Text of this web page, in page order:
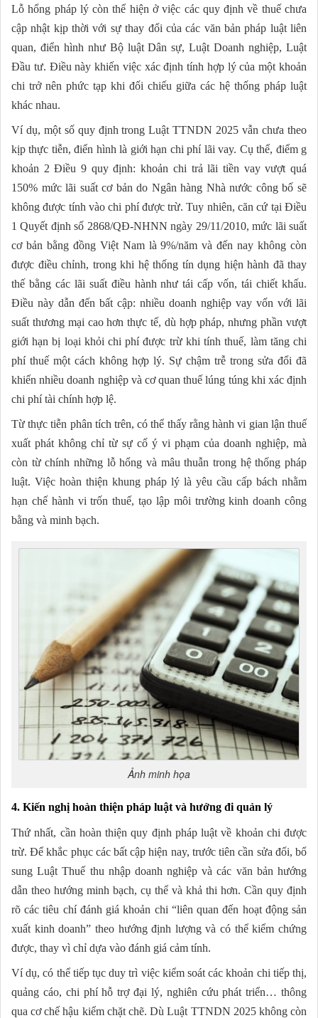
Lỗ hổng pháp lý còn thể hiện ở việc các quy định về thuế chưa
cập nhật kịp thời với sự thay đổi của các văn bản pháp luật liên
quan, điển hình như Bộ luật Dân sự, Luật Doanh nghiệp, Luật
Đầu tư. Điều này khiến việc xác định tính hợp lý của một khoản
chi trở nên phức tạp khi đối chiếu giữa các hệ thống pháp luật
khác nhau.
Ví dụ, một số quy định trong Luật TTNDN 2025 vẫn chưa theo
kịp thực tiễn, điển hình là giới hạn chi phí lãi vay. Cụ thể, điểm g
khoản 2 Điều 9 quy định: khoản chi trả lãi tiền vay vượt quá
150% mức lãi suất cơ bản do Ngân hàng Nhà nước công bố sẽ
không được tính vào chi phí được trừ. Tuy nhiên, căn cứ tại Điều
1 Quyết định số 2868/QĐ-NHNN ngày 29/11/2010, mức lãi suất
cơ bản bằng đồng Việt Nam là 9%/năm và đến nay không còn
được điều chỉnh, trong khi hệ thống tín dụng hiện hành đã thay
thế bằng các lãi suất điều hành như tái cấp vốn, tái chiết khấu.
Điều này dẫn đến bất cập: nhiều doanh nghiệp vay vốn với lãi
suất thương mại cao hơn thực tế, dù hợp pháp, nhưng phần vượt
giới hạn bị loại khỏi chi phí được trừ khi tính thuế, làm tăng chi
phí thuế một cách không hợp lý. Sự chậm trễ trong sửa đổi đã
khiến nhiều doanh nghiệp và cơ quan thuế lúng túng khi xác định
chi phí tài chính hợp lệ.
Từ thực tiễn phân tích trên, có thể thấy rằng hành vi gian lận thuế
xuất phát không chỉ từ sự cố ý vi phạm của doanh nghiệp, mà
còn từ chính những lỗ hổng và mâu thuẫn trong hệ thống pháp
luật. Việc hoàn thiện khung pháp lý là yêu cầu cấp bách nhằm
hạn chế hành vi trốn thuế, tạo lập môi trường kinh doanh công
bằng và minh bạch.
Ảnh minh họa
4. Kiến nghị hoàn thiện pháp luật và hướng đi quản lý
Thứ nhất, cần hoàn thiện quy định pháp luật về khoản chi được
trừ. Để khắc phục các bất cập hiện nay, trước tiên cần sửa đổi, bổ
sung Luật Thuế thu nhập doanh nghiệp và các văn bản hướng
dẫn theo hướng minh bạch, cụ thể và khả thi hơn. Cần quy định
rõ các tiêu chí đánh giá khoản chi “liên quan đến hoạt động sản
xuất kinh doanh” theo hướng định lượng và có thể kiểm chứng
được, thay vì chỉ dựa vào đánh giá cảm tính.
Ví dụ, có thể tiếp tục duy trì việc kiểm soát các khoản chi tiếp thị,
quảng cáo, chi phí hỗ trợ đại lý, nghiên cứu phát triển… thông
qua cơ chế hậu kiểm chặt chẽ. Dù Luật TTNDN 2025 không còn